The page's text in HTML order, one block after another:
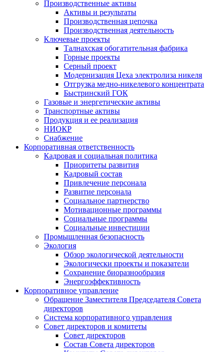
Производственные активы
Активы и результаты
Производственная цепочка
Производственная деятельность
Ключевые проекты
Талнахская обогатительная фабрика
Горные проекты
Серный проект
Модернизация Цеха электролиза никеля
Отгрузка медно-никелевого концентрата
Быстринский ГОК
Газовые и энергетические активы
Транспортные активы
Продукция и ее реализация
НИОКР
Снабжение
Корпоративная ответственность
Кадровая и социальная политика
Приоритеты развития
Кадровый состав
Привлечение персонала
Развитие персонала
Социальное партнерство
Мотивационные программы
Социальные программы
Социальные инвестиции
Промышленная безопасность
Экология
Обзор экологической деятельности
Экологически проекты и показатели
Сохранение биоразнообразия
Энергоэффективность
Корпоративное управление
Обращение Заместителя Председателя Совета
директоров
Система корпоративного управления
Совет директоров и комитеты
Совет директоров
Состав Совета директоров